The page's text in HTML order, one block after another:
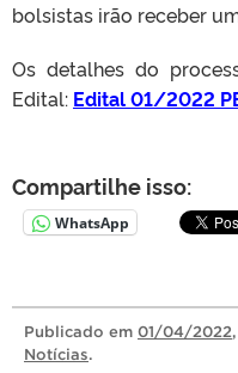
bolsistas irão receber
Os detalhes do
Edital: Edital 01/2022
Compartilhe isso:
WhatsApp
Publicado em 01/04/2022
Notícias.